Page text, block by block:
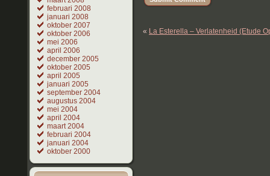
februari 2008
januari 2008
oktober 2007
oktober 2006
mei 2006
april 2006
december 2005
oktober 2005
april 2005
januari 2005
september 2004
augustus 2004
mei 2004
april 2004
maart 2004
februari 2004
januari 2004
oktober 2000
« La Esterella – Verlatenheid (Etude